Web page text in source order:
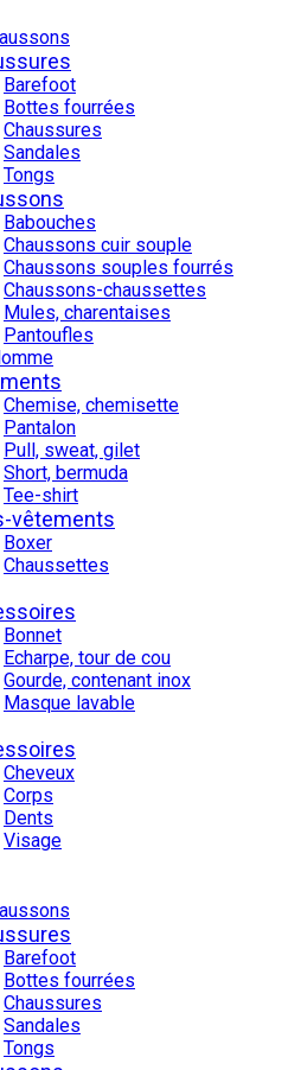
Barefoot
Bottes fourrées
Chaussures
Sandales
Tongs
Babouches
Chaussons cuir souple
Chaussons souples fourrés
Chaussons-chaussettes
Mules, charentaises
Pantoufles
Chemise, chemisette
Pantalon
Pull, sweat, gilet
Short, bermuda
Tee-shirt
vêtements
Boxer
Chaussettes
Bonnet
Echarpe, tour de cou
Gourde, contenant inox
Masque lavable
Cheveux
Corps
Dents
Visage
Barefoot
Bottes fourrées
Chaussures
Sandales
Tongs